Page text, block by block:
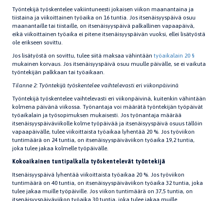
Työntekijä työskentelee vakiintuneesti jokaisen viikon maanantaina ja
tiistaina ja viikoittainen työaika on 16 tuntia. Jos itsenäisyyspäivä osuu
maanantaille tai tiistaille, on itsenäisyyspäivä palkallinen vapaapäivä,
eikä viikoittainen työaika ei pitene itsenäisyyspäivän vuoksi, ellei lisätyöstä
ole erikseen sovittu.
Jos lisätyöstä on sovittu, tulee siitä maksaa vähintään työaikalain 20 §
mukainen korvaus. Jos itsenäisyyspäivä osuu muulle päivälle, se ei vaikuta
työntekijän palkkaan tai työaikaan.
Tilanne 2: Työntekijä työskentelee vaihtelevasti eri viikonpäivinä
Työntekijä työskentelee vaihtelevasti eri viikonpäivinä, kuitenkin vähintään
kolmena päivänä viikossa. Työnantaja voi määrätä työntekijän työpäivät
työaikalain ja työsopimuksen mukaisesti. Jos työnantaja määrää
itsenäisyyspäiväviikolle kolme työpäivää ja itsenäisyyspäivä osuus tällöin
vapaapäivälle, tulee viikoittaista työaikaa lyhentää 20 %. Jos työviikon
tuntimäärä on 24 tuntia, on itsenäisyyspäiväviikon työaika 19,2 tuntia,
joka tulee jakaa kolmelle työpäivälle.
Kokoaikainen tuntipalkalla työskentelevät työntekijä
Itsenäisyyspäivä lyhentää viikoittaista työaikaa 20 %. Jos työviikon
tuntimäärä on 40 tuntia, on itsenäisyyspäiväviikon työaika 32 tuntia, joka
tulee jakaa muille työpäiville. Jos viikon tuntimäärä on 37,5 tuntia, on
itsenäisyyspäiväviikon työaika 30 tuntia, joka tulee jakaa muille